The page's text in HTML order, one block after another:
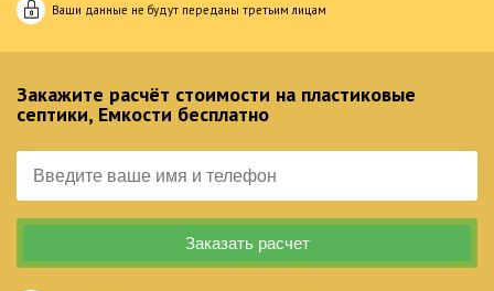
Ваши данные не будут переданы третьим лицам
Закажите расчёт стоимости на пластиковые
септики, Емкости бесплатно